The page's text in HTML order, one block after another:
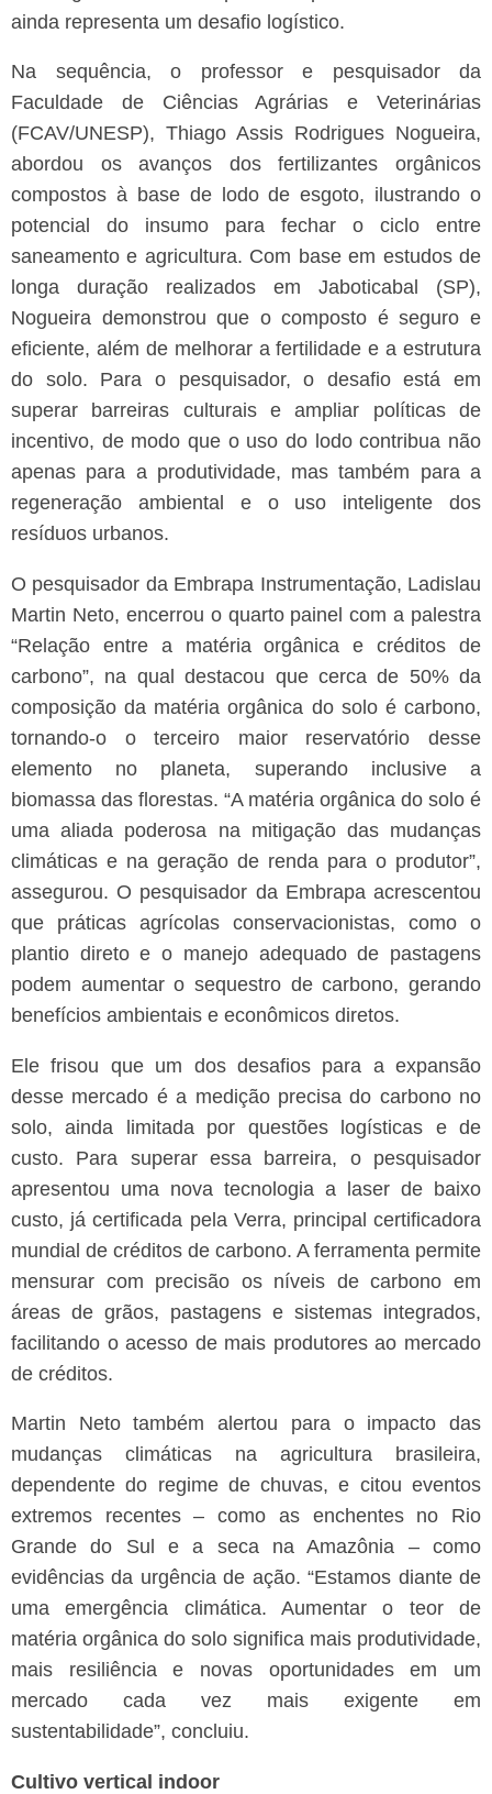
ainda representa um desafio logístico.
Na sequência, o professor e pesquisador da
Faculdade de Ciências Agrárias e Veterinárias
(FCAV/UNESP), Thiago Assis Rodrigues Nogueira,
abordou os avanços dos fertilizantes orgânicos
compostos à base de lodo de esgoto, ilustrando o
potencial do insumo para fechar o ciclo entre
saneamento e agricultura. Com base em estudos de
longa duração realizados em Jaboticabal (SP),
Nogueira demonstrou que o composto é seguro e
eficiente, além de melhorar a fertilidade e a estrutura
do solo. Para o pesquisador, o desafio está em
superar barreiras culturais e ampliar políticas de
incentivo, de modo que o uso do lodo contribua não
apenas para a produtividade, mas também para a
regeneração ambiental e o uso inteligente dos
resíduos urbanos.
O pesquisador da Embrapa Instrumentação, Ladislau
Martin Neto, encerrou o quarto painel com a palestra
“Relação entre a matéria orgânica e créditos de
carbono”, na qual destacou que cerca de 50% da
composição da matéria orgânica do solo é carbono,
tornando-o o terceiro maior reservatório desse
elemento no planeta, superando inclusive a
biomassa das florestas. “A matéria orgânica do solo é
uma aliada poderosa na mitigação das mudanças
climáticas e na geração de renda para o produtor”,
assegurou. O pesquisador da Embrapa acrescentou
que práticas agrícolas conservacionistas, como o
plantio direto e o manejo adequado de pastagens
podem aumentar o sequestro de carbono, gerando
benefícios ambientais e econômicos diretos.
Ele frisou que um dos desafios para a expansão
desse mercado é a medição precisa do carbono no
solo, ainda limitada por questões logísticas e de
custo. Para superar essa barreira, o pesquisador
apresentou uma nova tecnologia a laser de baixo
custo, já certificada pela Verra, principal certificadora
mundial de créditos de carbono. A ferramenta permite
mensurar com precisão os níveis de carbono em
áreas de grãos, pastagens e sistemas integrados,
facilitando o acesso de mais produtores ao mercado
de créditos.
Martin Neto também alertou para o impacto das
mudanças climáticas na agricultura brasileira,
dependente do regime de chuvas, e citou eventos
extremos recentes – como as enchentes no Rio
Grande do Sul e a seca na Amazônia – como
evidências da urgência de ação. “Estamos diante de
uma emergência climática. Aumentar o teor de
matéria orgânica do solo significa mais produtividade,
mais resiliência e novas oportunidades em um
mercado cada vez mais exigente em
sustentabilidade”, concluiu.
Cultivo vertical indoor